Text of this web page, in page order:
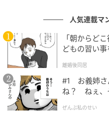
※記事内の情報は執筆時
や、販売終了の可能性も
は各お店・ブランドなど
writer：くらもち ゆめな
人気連載マ
「朝からど
どもの習い
離婚後同居
#1 お義姉さ
ね？ ねぇ、
ぜんぶ私のせい